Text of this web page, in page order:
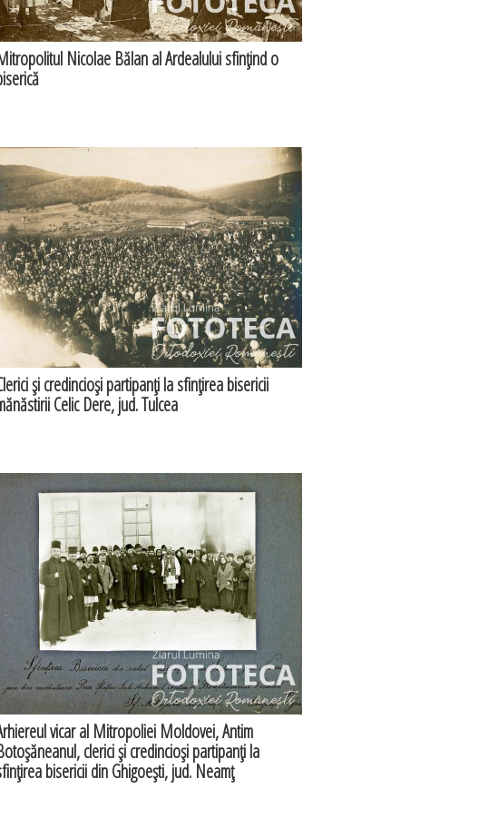
Nicolae Bălan al Ardealului sfinţind o
şi credincioşi partipanţi la sfinţirea bisericii
Celic Dere, jud. Tulcea
vicar al Mitropoliei Moldovei, Antim
clerici şi credincioşi partipanţi la
bisericii din Ghigoeşti, jud. Neamţ